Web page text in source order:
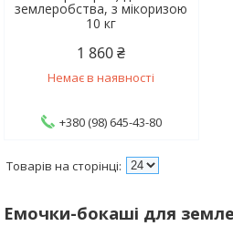
землеробства, з мікоризою
10 кг
1 860 ₴
Немає в наявності
+380 (98) 645-43-80
Емочки-бокаші для